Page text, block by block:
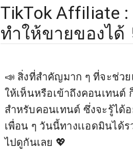
TikTok Affiliate
ทําให้ขายของได้
📣 สิ่งที่สำคัญมาก ๆ ที่จะช่ว
ให้เห็นหรือเข้าถึงคอนเทนต์
สำหรับคอนเทนต์ ซึ่งจะรู้ได้
เพื่อน ๆ วันนี้ทางเเอดมินได้ร
ไปดูกันเลย 💖